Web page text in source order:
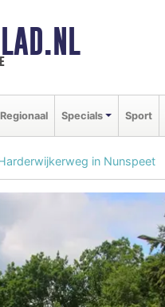
Regionaal Specials Sport
in Nunspeet